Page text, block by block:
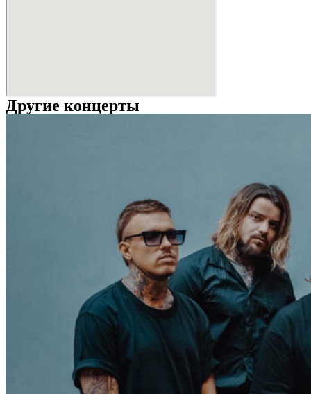
Другие концерты